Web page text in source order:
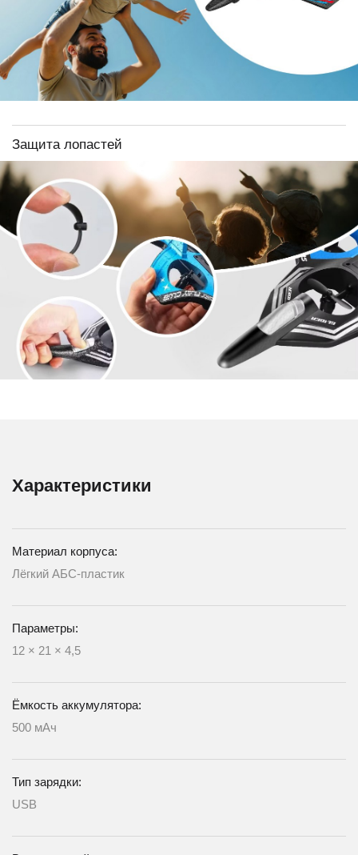
Защита лопастей
Характеристики
Материал корпуса:
Лёгкий АБС-пластик
Параметры:
12 × 21 × 4,5
Ёмкость аккумулятора:
500 мАч
Тип зарядки:
USB